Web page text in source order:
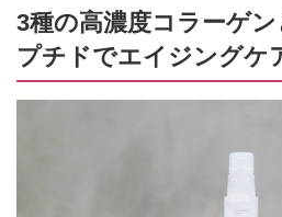
3種の高濃度コラーゲ
プチドでエイジングケ